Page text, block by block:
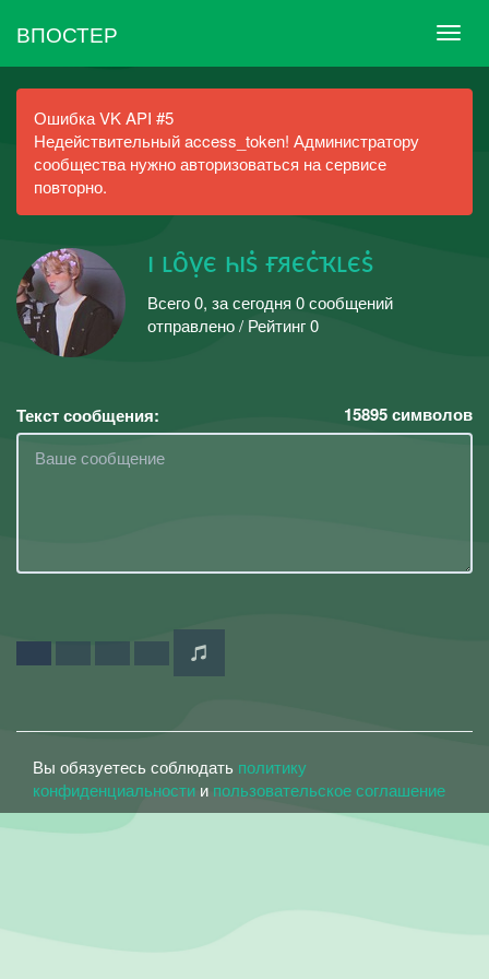
ВПОСТЕР
Ошибка VK API #5
Недействительный access_token! Администратору
сообщества нужно авторизоваться на сервисе
повторно.
ı ʟȏṿє һıṡ ғяєċҡʟєṡ
Всего 0, за сегодня 0 сообщений
отправлено / Рейтинг 0
Текст сообщения: 15895символов
Вы обязуетесь соблюдать политику
конфиденциальности и пользовательское соглашение